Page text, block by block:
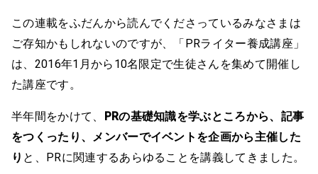
この連載をふだんから読んでくださっているみなさまは
ご存知かもしれないのですが、「PRライター養成講座」
は、2016年1月から10名限定で生徒さんを集めて開催し
た講座です。
半年間をかけて、 PRの基礎知識を学ぶところから、記事
をつくったり、メンバーでイベントを企画から主催した
り と、PRに関連するあらゆることを講義してきました。